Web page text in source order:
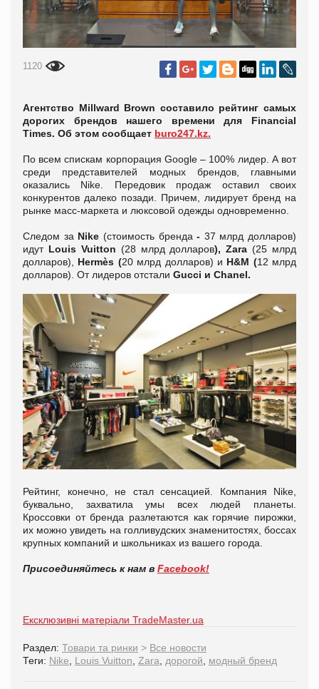
1120
Агентство Millward Brown составило рейтинг самых
дорогих брендов нашего времени для Financial
Times. Об этом сообщает buro247.kz.
По всем спискам корпорация Google – 100% лидер. А вот
среди представителей модных брендов, главными
оказались Nike. Передовик продаж оставил своих
конкурентов далеко позади. Причем, лидирует бренд на
рынке масс-маркета и люксовой одежды одновременно.
Следом за Nike (стоимость бренда- 37 млрд долларов)
идутLouis Vuitton (28 млрд долларов), Zara (25 млрд
долларов), Hermès (20 млрд долларов) и H&M (12 млрд
долларов). От лидеров отстали Gucci и Chanel.
Рейтинг, конечно, не стал сенсацией. Компания Nike,
буквально, захватила умы всех людей планеты.
Кроссовки от бренда разлетаются как горячие пирожки,
их можно увидеть на голливудских знаменитостях, боссах
крупных компаний и школьниках из вашего города.
Присоединяйтесь к нам в Facebook!
Ексклюзивні матеріали TradeMaster.ua
Раздел: Товари та ринки > Все новости
Теги: Nike Louis Vuitton Zara дорогой модный бренд